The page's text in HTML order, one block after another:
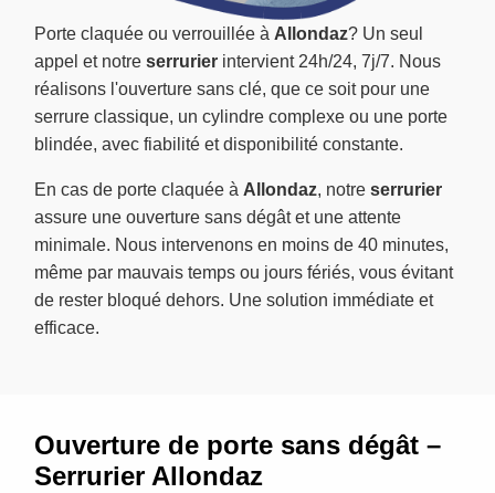
Porte claquée ou verrouillée à Allondaz? Un seul
appel et notre serrurier intervient 24h/24, 7j/7. Nous
réalisons l'ouverture sans clé, que ce soit pour une
serrure classique, un cylindre complexe ou une porte
blindée, avec fiabilité et disponibilité constante.
En cas de porte claquée à Allondaz, notre serrurier
assure une ouverture sans dégât et une attente
minimale. Nous intervenons en moins de 40 minutes,
même par mauvais temps ou jours fériés, vous évitant
de rester bloqué dehors. Une solution immédiate et
efficace.
Ouverture de porte sans dégât –
Serrurier Allondaz